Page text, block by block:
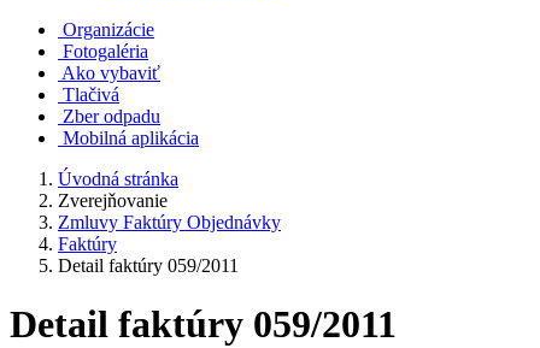
Organizácie
Fotogaléria
Ako vybaviť
Tlačivá
Zber odpadu
Mobilná aplikácia
Úvodná stránka
Zverejňovanie
Zmluvy Faktúry Objednávky
Faktúry
Detail faktúry 059/2011
Detail faktúry 059/2011